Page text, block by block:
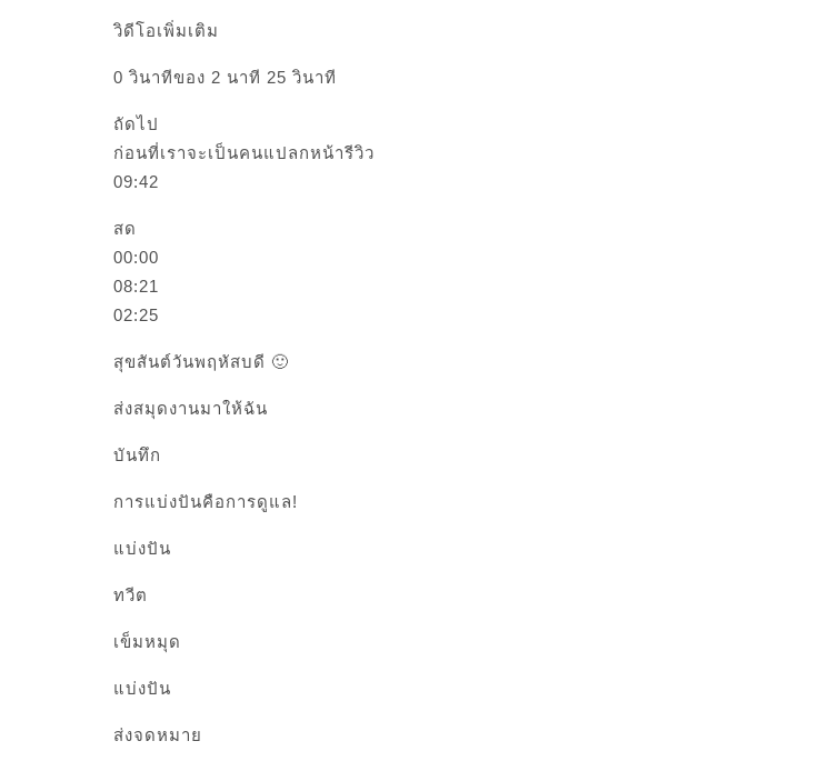
วิดีโอเพิ่มเติม
0 วินาทีของ 2 นาที 25 วินาที
ถัดไป
ก่อนที่เราจะเป็นคนแปลกหน้ารีวิว
09:42
สด
00:00
08:21
02:25
สุขสันต์วันพฤหัสบดี 🙂
ส่งสมุดงานมาให้ฉัน
บันทึก
การแบ่งปันคือการดูแล!
แบ่งปัน
ทวีต
เข็มหมุด
แบ่งปัน
ส่งจดหมาย